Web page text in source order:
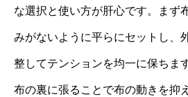
な選択と使い方が肝心です。まず
みがないように平らにセットし、
整してテンションを均一に保ちま
布の裏に張ることで布の動きを抑